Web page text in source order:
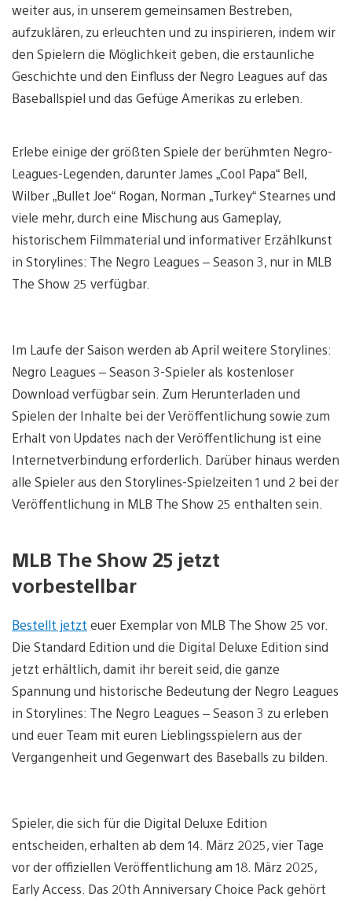
weiter aus, in unserem gemeinsamen Bestreben,
aufzuklären, zu erleuchten und zu inspirieren, indem wir
den Spielern die Möglichkeit geben, die erstaunliche
Geschichte und den Einfluss der Negro Leagues auf das
Baseballspiel und das Gefüge Amerikas zu erleben.
Erlebe einige der größten Spiele der berühmten Negro-
Leagues-Legenden, darunter James „Cool Papa“ Bell,
Wilber „Bullet Joe“ Rogan, Norman „Turkey“ Stearnes und
viele mehr, durch eine Mischung aus Gameplay,
historischem Filmmaterial und informativer Erzählkunst
in Storylines: The Negro Leagues – Season 3, nur in MLB
The Show 25 verfügbar.
Im Laufe der Saison werden ab April weitere Storylines:
Negro Leagues – Season 3-Spieler als kostenloser
Download verfügbar sein. Zum Herunterladen und
Spielen der Inhalte bei der Veröffentlichung sowie zum
Erhalt von Updates nach der Veröffentlichung ist eine
Internetverbindung erforderlich. Darüber hinaus werden
alle Spieler aus den Storylines-Spielzeiten 1 und 2 bei der
Veröffentlichung in MLB The Show 25 enthalten sein.
MLB The Show 25 jetzt
vorbestellbar
Bestellt jetzt euer Exemplar von MLB The Show 25 vor.
Die Standard Edition und die Digital Deluxe Edition sind
jetzt erhältlich, damit ihr bereit seid, die ganze
Spannung und historische Bedeutung der Negro Leagues
in Storylines: The Negro Leagues – Season 3 zu erleben
und euer Team mit euren Lieblingsspielern aus der
Vergangenheit und Gegenwart des Baseballs zu bilden.
Spieler, die sich für die Digital Deluxe Edition
entscheiden, erhalten ab dem 14. März 2025, vier Tage
vor der offiziellen Veröffentlichung am 18. März 2025,
Early Access. Das 20th Anniversary Choice Pack gehört